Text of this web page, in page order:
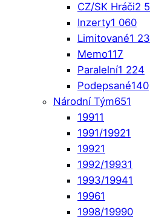
CZ/SK Hráči2
Inzerty1 060
Limitované1
Memo117
Paralelní1 224
Podepsané140
Národní Tým651
19911
1991/19921
19921
1992/19931
1993/19941
19961
1998/19990